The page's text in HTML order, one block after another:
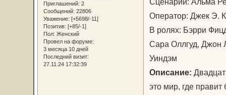
Приглашений: 2
Сообщений: 22806
Уважение: [+5698/-11]
Позитив: [+85/-1]
Пол: Женский
Провел на форуме:
3 месяца 10 дней
Последний визит:
27.11.24 17:32:39
Оператор: Джек Э.
В ролях: Бэрри
Сара Оллгуд, Джон
Уиндэм
Описание:
это мир, где